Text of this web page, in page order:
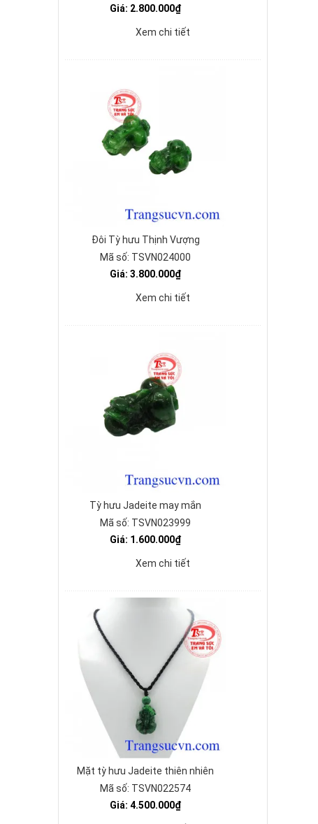
Giá: 2.800.000₫
Xem chi tiết
Đôi Tỳ hưu Thịnh Vượng
Mã số: TSVN024000
Giá: 3.800.000₫
Xem chi tiết
Tỳ hưu Jadeite may mắn
Mã số: TSVN023999
Giá: 1.600.000₫
Xem chi tiết
Mặt tỳ hưu Jadeite thiên nhiên
Mã số: TSVN022574
Giá: 4.500.000₫